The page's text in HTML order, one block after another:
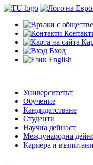
Вход
English
Университетът
Обучение
Кандидатстване
Студенти
Научна дейност
Международна
Кариера и